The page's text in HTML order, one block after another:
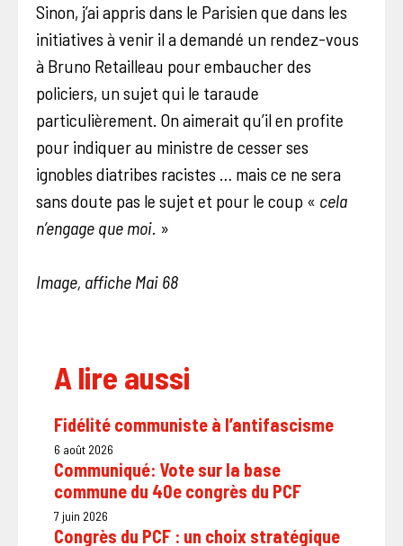
Sinon, j’ai appris dans le Parisien que dans les
initiatives à venir il a demandé un rendez-vous
à Bruno Retailleau pour embaucher des
policiers, un sujet qui le taraude
particulièrement. On aimerait qu’il en profite
pour indiquer au ministre de cesser ses
ignobles diatribes racistes … mais ce ne sera
sans doute pas le sujet et pour le coup « cela
n’engage que moi. »
Image, affiche Mai 68
A lire aussi
Fidélité communiste à l’antifascisme
6 août 2026
Communiqué: Vote sur la base
commune du 40e congrès du PCF
7 juin 2026
Congrès du PCF : un choix stratégique